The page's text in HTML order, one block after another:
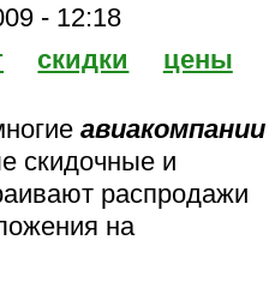
- 12:18
скидки цены
авиакомпании
скидочные и
распродажи
на